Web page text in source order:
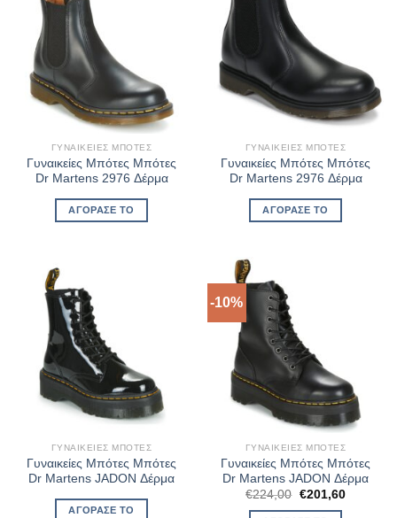
ΓΥΝΑΙΚΕΊΕΣ ΜΠΌΤΕΣ
Γυναικείες Μπότες Μπότες
Dr Martens 2976 Δέρμα
ΑΓΌΡΑΣΈ ΤΟ
ΓΥΝΑΙΚΕΊΕΣ ΜΠΌΤΕΣ
Γυναικείες Μπότες Μπότες
Dr Martens 2976 Δέρμα
ΑΓΌΡΑΣΈ ΤΟ
ΓΥΝΑΙΚΕΊΕΣ ΜΠΌΤΕΣ
Γυναικείες Μπότες Μπότες
Dr Martens JADON Δέρμα
ΑΓΌΡΑΣΈ ΤΟ
-10%
ΓΥΝΑΙΚΕΊΕΣ ΜΠΌΤΕΣ
Γυναικείες Μπότες Μπότες
Dr Martens JADON Δέρμα
€224,00 Original
€201,60Η